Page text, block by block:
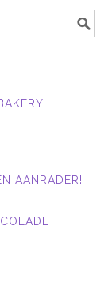
AANRADER!